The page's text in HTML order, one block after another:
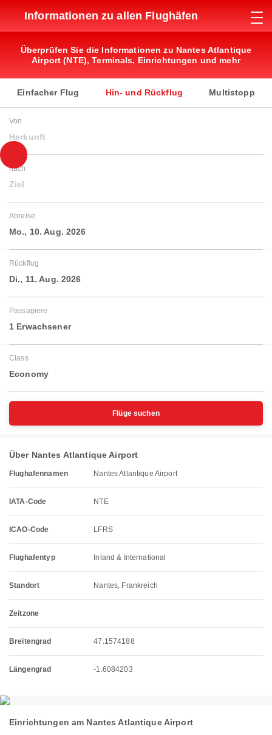
Informationen zu allen Flughäfen
Überprüfen Sie die Informationen zu Nantes Atlantique
Airport (NTE), Terminals, Einrichtungen und mehr
Einfacher Flug Hin- und Rückflug Multistopp
Von
Herkunft
nach
Ziel
Abreise
Mo., 10. Aug. 2026
Rückflug
Di., 11. Aug. 2026
Passagiere
1 Erwachsener
Class
Economy
Flüge suchen
Über Nantes Atlantique Airport
Flughafennamen Nantes Atlantique Airport
IATA-Code NTE
ICAO-Code LFRS
Flughafentyp Inland & International
Standort Nantes, Frankreich
Zeitzone
Breitengrad 47.1574188
Längengrad -1.6084203
Einrichtungen am Nantes Atlantique Airport